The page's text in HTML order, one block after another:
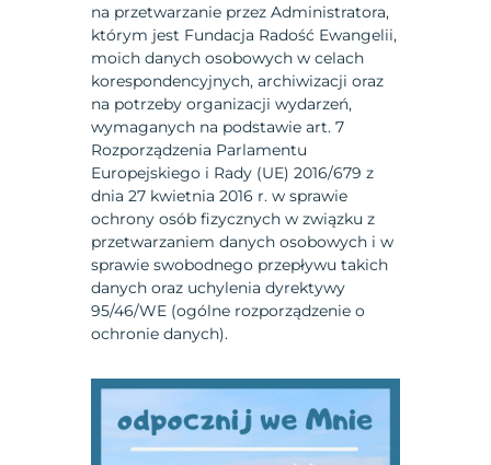
na przetwarzanie przez Administratora,
którym jest Fundacja Radość Ewangelii,
moich danych osobowych w celach
korespondencyjnych, archiwizacji oraz
na potrzeby organizacji wydarzeń,
wymaganych na podstawie art. 7
Rozporządzenia Parlamentu
Europejskiego i Rady (UE) 2016/679 z
dnia 27 kwietnia 2016 r. w sprawie
ochrony osób fizycznych w związku z
przetwarzaniem danych osobowych i w
sprawie swobodnego przepływu takich
danych oraz uchylenia dyrektywy
95/46/WE (ogólne rozporządzenie o
ochronie danych).